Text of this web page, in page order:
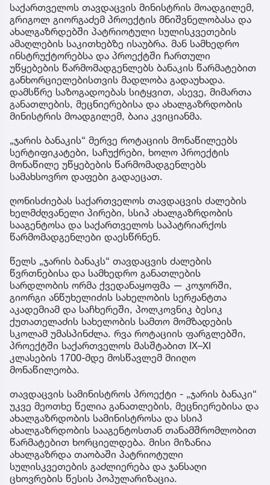
საქართველოს თავდაცვის მინისტრის მოადგილემ,
გრიგოლ გიორგაძემ პროექტის მნიშვნელობასა და
ახალგაზრდებში პატრიოტული სულისკვეთების
ამაღლების საკითხებზე ისაუბრა. მან სამხედრო
ინსტრუქტორებსა და პროექტში ჩართული
უწყებების წარმომადგენლებს ბანაკის წარმატებით
განხორციელებისთვის მადლობა გადაუხადა.
დამსწრე საზოგადოებას სიტყვით, ასევე, მიმართა
განათლების, მეცნიერებისა და ახალგაზრდობის
მინისტრის მოადგილემ, ბაია კვიციანმა.
„ჯარის ბანაკის“ მერვე როტაციის მონაწილეებს
სერტიფიკატები, საჩუქრები, ხოლო პროექტის
მონაწილე უწყებების წარმომადგენლებს
სამახსოვრო დაფები გადაეცათ.
ღონისძიებას საქართველოს თავდაცვის ძალების
ხელმძღვანელი პირები, სსიპ ახალგაზრდობის
სააგენტოსა და საქართველოს საპატრიარქოს
წარმომადგენლები დაესწრნენ.
წელს „ჯარის ბანაკს“ თავდაცვის ძალების
წვრთნებისა და სამხედრო განათლების
სარდლობის ორმა ქვედანაყოფმა — კოჯორში,
გიორგი ანწუხელიძის სახელობის სერჟანტთა
აკადემიამ და საჩხერეში, პოლკოვნიკ ბესიკ
ქუთათელაძის სახელობის სამთო მომზადების
სკოლამ უმასპინძლა. რვა როტაციის ფარგლებში,
პროექტში საქართველოს მასშტაბით IX–XI
კლასების 1700-მდე მოსწავლემ მიიღო
მონაწილეობა.
თავდაცვის სამინისტროს პროექტი - „ჯარის ბანაკი“
უკვე მეოთხე წელია განათლების, მეცნიერებისა და
ახალგაზრდობის სამინისტროსა და სსიპ
ახალგაზრდობის სააგენტოსთან თანამშრომლობით
წარმატებით ხორციელდება. მისი მიზანია
ახალგაზრდა თაობაში პატრიოტული
სულისკვეთების გაძლიერება და ჯანსაღი
ცხოვრების წესის პოპულარიზაცია.